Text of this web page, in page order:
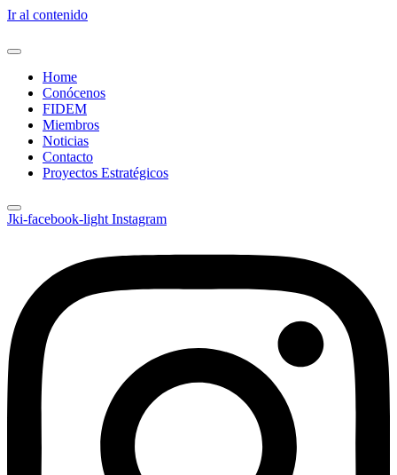
Ir al contenido
Home
Conócenos
FIDEM
Miembros
Noticias
Contacto
Proyectos Estratégicos
Jki-facebook-light Instagram